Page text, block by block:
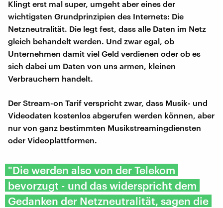
Klingt erst mal super, umgeht aber eines der
wichtigsten Grundprinzipien des Internets: Die
Netzneutralität. Die legt fest, dass alle Daten im Netz
gleich behandelt werden. Und zwar egal, ob
Unternehmen damit viel Geld verdienen oder ob es
sich dabei um Daten von uns armen, kleinen
Verbrauchern handelt.
Der Stream-on Tarif verspricht zwar, dass Musik- und
Videodaten kostenlos abgerufen werden können, aber
nur von ganz bestimmten Musikstreamingdiensten
oder Videoplattformen.
"Die werden also von der Telekom
bevorzugt - und das widerspricht dem
Gedanken der Netzneutralität, sagen die